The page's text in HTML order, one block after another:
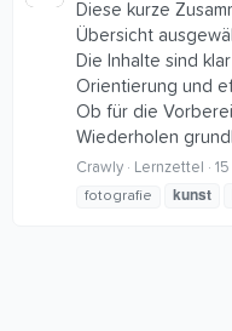
Diese kurze
Übersicht
Die Inhalte sind
Orientierung und
Ob für die
Wiederholen
Crawly Lernzettel
fotografie
kunst